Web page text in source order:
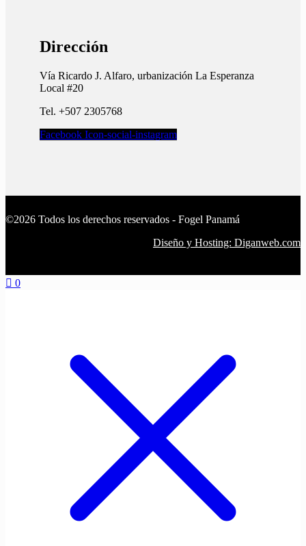
Dirección
Vía Ricardo J. Alfaro, urbanización La Esperanza
Local #20
Tel. +507 2305768
Facebook Icon-social-instagram
©2026 Todos los derechos reservados - Fogel Panamá
Diseño y Hosting: Diganweb.com
0